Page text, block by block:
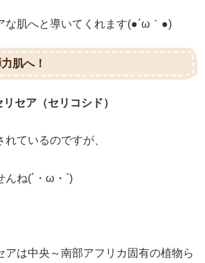
な肌へと導いてくれます(●´ω｀●)
肌へ！
セア（セリコシド）
ているのですが、
んね(´・ω・`)
アは中央～南部アフリカ固有の植物ら